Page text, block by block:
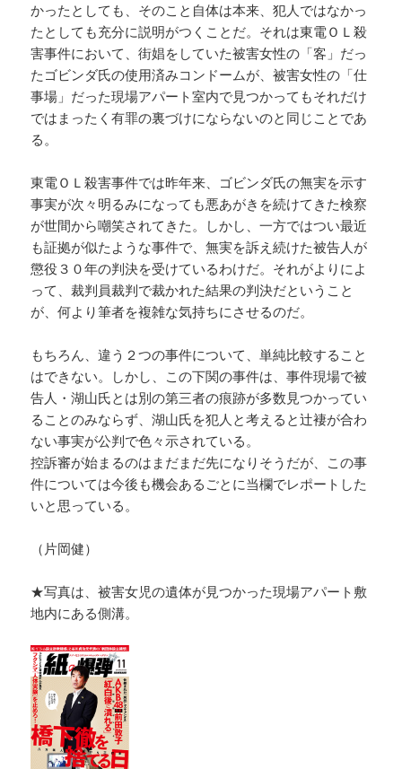
かったとしても、そのこと自体は本来、犯人ではなかっ
たとしても充分に説明がつくことだ。それは東電ＯＬ殺
害事件において、街娼をしていた被害女性の「客」だっ
たゴビンダ氏の使用済みコンドームが、被害女性の「仕
事場」だった現場アパート室内で見つかってもそれだけ
ではまったく有罪の裏づけにならないのと同じことであ
る。
東電ＯＬ殺害事件では昨年来、ゴビンダ氏の無実を示す
事実が次々明るみになっても悪あがきを続けてきた検察
が世間から嘲笑されてきた。しかし、一方ではつい最近
も証拠が似たような事件で、無実を訴え続けた被告人が
懲役３０年の判決を受けているわけだ。それがよりによ
って、裁判員裁判で裁かれた結果の判決だということ
が、何より筆者を複雑な気持ちにさせるのだ。
もちろん、違う２つの事件について、単純比較すること
はできない。しかし、この下関の事件は、事件現場で被
告人・湖山氏とは別の第三者の痕跡が多数見つかってい
ることのみならず、湖山氏を犯人と考えると辻褄が合わ
ない事実が公判で色々示されている。
控訴審が始まるのはまだまだ先になりそうだが、この事
件については今後も機会あるごとに当欄でレポートした
いと思っている。
（片岡健）
★写真は、被害女児の遺体が見つかった現場アパート敷
地内にある側溝。